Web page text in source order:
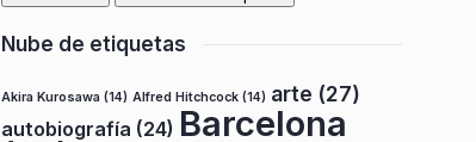
Nube de etiquetas
Akira Kurosawa (14) Alfred Hitchcock (14) arte (27)
autobiografía (24) Barcelona